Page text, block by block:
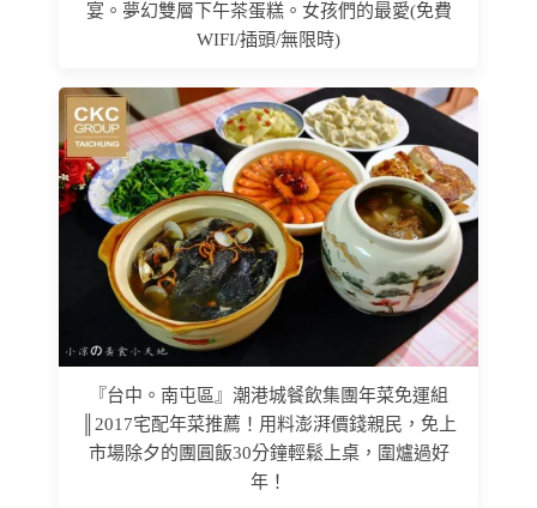
宴。夢幻雙層下午茶蛋糕。女孩們的最愛(免費
WIFI/插頭/無限時)
『台中。南屯區』潮港城餐飲集團年菜免運組
║2017宅配年菜推薦！用料澎湃價錢親民，免上
市場除夕的團圓飯30分鐘輕鬆上桌，圍爐過好
年！